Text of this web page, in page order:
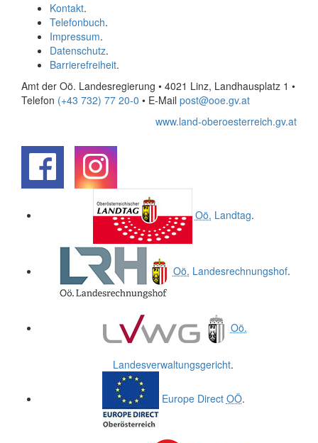
Kontakt.
Telefonbuch.
Impressum.
Datenschutz.
Barrierefreiheit.
Amt der Oö. Landesregierung • 4021 Linz, Landhausplatz 1 •
Telefon (+43 732) 77 20-0 • E-Mail post@ooe.gv.at
www.land-oberoesterreich.gv.at
Oö. Landtag.
Oö. Landesrechnungshof.
Oö.
Landesverwaltungsgericht.
Europe Direct OÖ.